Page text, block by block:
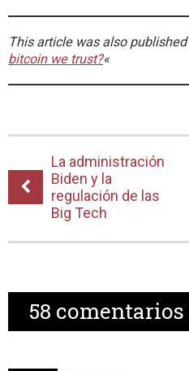
This article was also
bitcoin we trust?«
La administración
Biden y la
regulación de las
Big Tech
58 comentarios